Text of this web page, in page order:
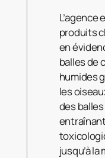
L’agence
produits
en
balles de
humides
les
des
jusqu’à la